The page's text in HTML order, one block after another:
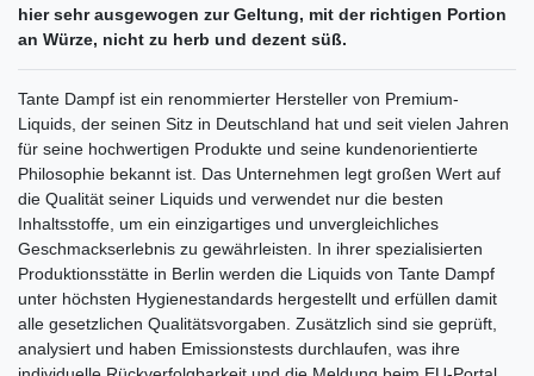
hier sehr ausgewogen zur Geltung, mit der richtigen Portion
an Würze, nicht zu herb und dezent süß.
Tante Dampf ist ein renommierter Hersteller von Premium-
Liquids, der seinen Sitz in Deutschland hat und seit vielen Jahren
für seine hochwertigen Produkte und seine kundenorientierte
Philosophie bekannt ist. Das Unternehmen legt großen Wert auf
die Qualität seiner Liquids und verwendet nur die besten
Inhaltsstoffe, um ein einzigartiges und unvergleichliches
Geschmackserlebnis zu gewährleisten. In ihrer spezialisierten
Produktionsstätte in Berlin werden die Liquids von Tante Dampf
unter höchsten Hygienestandards hergestellt und erfüllen damit
alle gesetzlichen Qualitätsvorgaben. Zusätzlich sind sie geprüft,
analysiert und haben Emissionstests durchlaufen, was ihre